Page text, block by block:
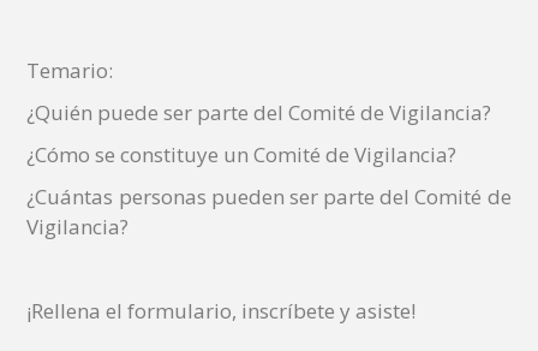
Temario:
¿Quién puede ser parte del Comité de Vigilancia?
¿Cómo se constituye un Comité de Vigilancia?
¿Cuántas personas pueden ser parte del Comité de
Vigilancia?
¡Rellena el formulario, inscríbete y asiste!